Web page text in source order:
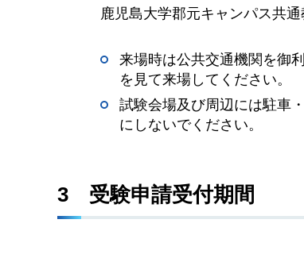
鹿児島大学郡元キャンパス共
来場時は公共交通機関を御
を見て来場してください。
試験会場及び周辺には駐車
にしないでください。
3 受験申請受付期間